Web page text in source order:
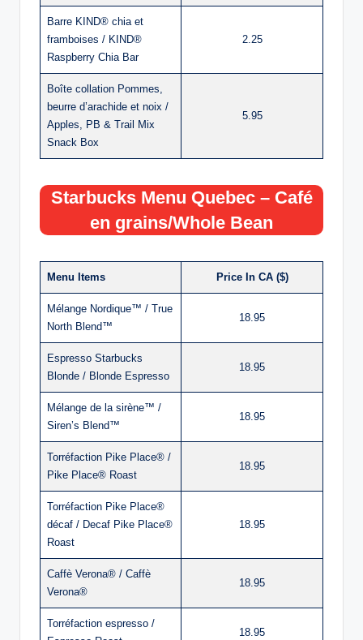
Barre KIND® chia et
framboises / KIND®
Raspberry Chia Bar
2.25
Boîte collation Pommes,
beurre d’arachide et noix /
Apples, PB & Trail Mix
Snack Box
5.95
Starbucks Menu Quebec – Café
en grains/Whole Bean
Menu Items Price In CA ($)
Mélange Nordique™ / True
North Blend™
18.95
Espresso Starbucks
Blonde / Blonde Espresso
18.95
Mélange de la sirène™ /
Siren’s Blend™
18.95
Torréfaction Pike Place® /
Pike Place® Roast
18.95
Torréfaction Pike Place®
décaf / Decaf Pike Place®
Roast
18.95
Caffè Verona® / Caffè
Verona®
18.95
Torréfaction espresso /
18.95